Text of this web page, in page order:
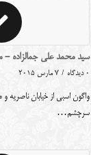
سید محمد علی جمالزاده -
0 دیدگاه / 7 مارس 2015
واگون اسبی از خیابان ناصریه و
سرچشم…